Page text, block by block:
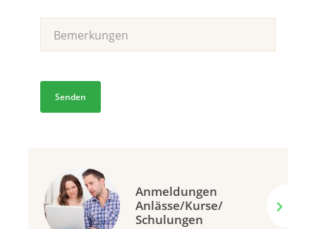
Anmeldungen
Anlässe/Kurse/
Schulungen